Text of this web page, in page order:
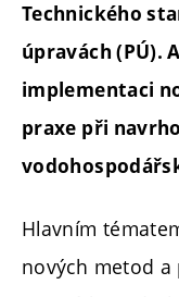
Technického
úpravách (PÚ).
implementaci
praxe při
Hlavním
nových metod